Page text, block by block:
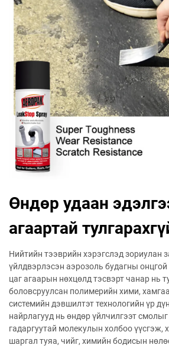
Өндөр удаан
агаартай
Нийтийн тээврийн хэрэгслэд зориулан
үйлдвэрлэсэн аэрозоль будагны
цаг агаарын нөхцөлд тэсвэрт чанар нь
боловсруулсан полимерийн хими,
системийн дэвшилтэт технологийн үр
найрлагууд нь өндөр үйлчилгээт смолыг
гадаргуутай молекулын холбоо үүсгэж,
шаргал туяа, чийг, химийн бодисын